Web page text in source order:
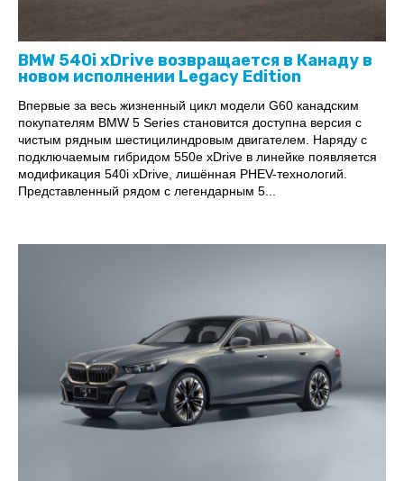
BMW 540i xDrive возвращается в Канаду в
новом исполнении Legacy Edition
Впервые за весь жизненный цикл модели G60 канадским
покупателям BMW 5 Series становится доступна версия с
чистым рядным шестицилиндровым двигателем. Наряду с
подключаемым гибридом 550e xDrive в линейке появляется
модификация 540i xDrive, лишённая PHEV-технологий.
Представленный рядом с легендарным 5...